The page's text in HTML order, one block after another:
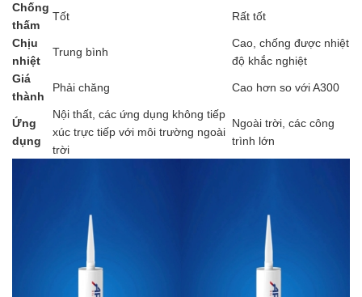
Chống
thấm
Tốt Rất tốt
Chịu
nhiệt
Trung bình
Cao, chống được nhiệt
độ khắc nghiệt
Giá
thành
Phải chăng Cao hơn so với A300
Ứng
dụng
Nội thất, các ứng dụng không tiếp
xúc trực tiếp với môi trường ngoài
trời
Ngoài trời, các công
trình lớn